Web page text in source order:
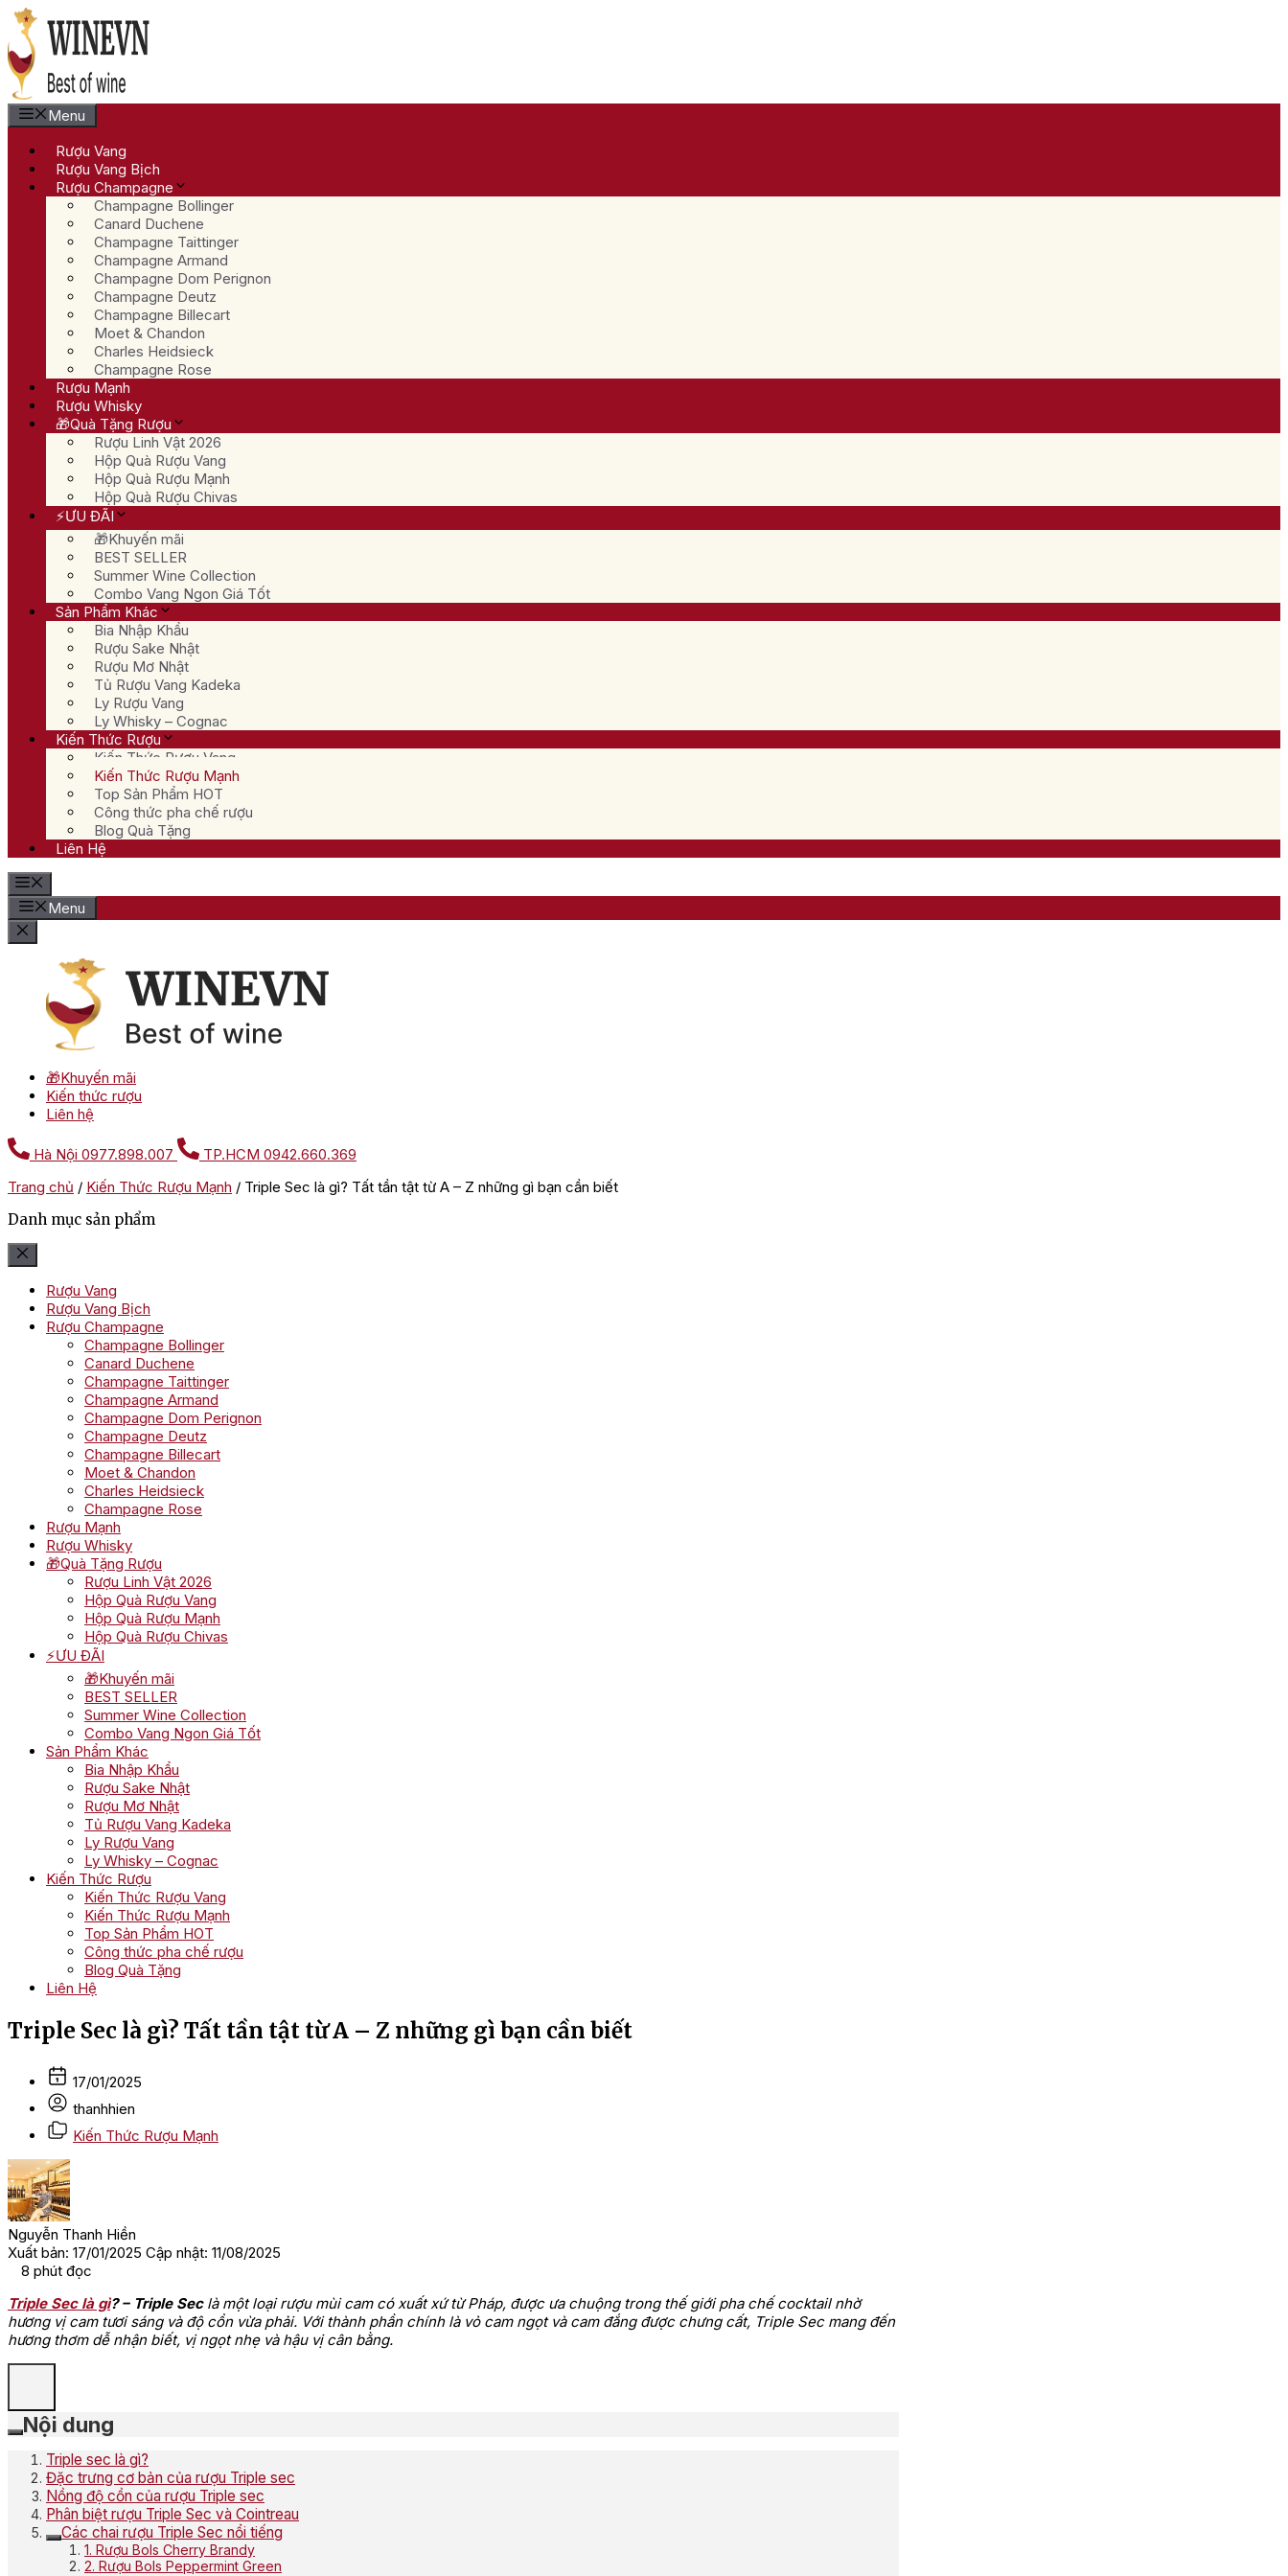
Chuyển
đến
nội
dung
Menu
Rượu Vang
Rượu Vang Bịch
Rượu Champagne
Champagne Bollinger
Canard Duchene
Champagne Taittinger
Champagne Armand
Champagne Dom Perignon
Champagne Deutz
Champagne Billecart
Moet & Chandon
Charles Heidsieck
Champagne Rose
Rượu Mạnh
Rượu Whisky
🎁Quà Tặng Rượu
Rượu Linh Vật 2026
Hộp Quà Rượu Vang
Hộp Quà Rượu Mạnh
Hộp Quà Rượu Chivas
⚡ƯU ĐÃI
🎁Khuyến mãi
BEST SELLER
Summer Wine Collection
Combo Vang Ngon Giá Tốt
Sản Phẩm Khác
Bia Nhập Khẩu
Rượu Sake Nhật
Rượu Mơ Nhật
Tủ Rượu Vang Kadeka
Ly Rượu Vang
Ly Whisky – Cognac
Kiến Thức Rượu
Kiến Thức Rượu Vang
Kiến Thức Rượu Mạnh
Top Sản Phẩm HOT
Công thức pha chế rượu
Blog Quà Tặng
Liên Hệ
Menu
🎁Khuyến mãi
Kiến thức rượu
Liên hệ
Hà Nội 0977.898.007 TP.HCM 0942.660.369
Trang chủ / Kiến Thức Rượu Mạnh / Triple Sec là gì? Tất tần tật từ A – Z những gì bạn cần biết
Danh mục sản phẩm
Rượu Vang
Rượu Vang Bịch
Rượu Champagne
Champagne Bollinger
Canard Duchene
Champagne Taittinger
Champagne Armand
Champagne Dom Perignon
Champagne Deutz
Champagne Billecart
Moet & Chandon
Charles Heidsieck
Champagne Rose
Rượu Mạnh
Rượu Whisky
🎁Quà Tặng Rượu
Rượu Linh Vật 2026
Hộp Quà Rượu Vang
Hộp Quà Rượu Mạnh
Hộp Quà Rượu Chivas
⚡ƯU ĐÃI
🎁Khuyến mãi
BEST SELLER
Summer Wine Collection
Combo Vang Ngon Giá Tốt
Sản Phẩm Khác
Bia Nhập Khẩu
Rượu Sake Nhật
Rượu Mơ Nhật
Tủ Rượu Vang Kadeka
Ly Rượu Vang
Ly Whisky – Cognac
Kiến Thức Rượu
Kiến Thức Rượu Vang
Kiến Thức Rượu Mạnh
Top Sản Phẩm HOT
Công thức pha chế rượu
Blog Quà Tặng
Liên Hệ
Triple Sec là gì? Tất tần tật từ A – Z những gì bạn cần biết
17/01/2025
thanhhien
Kiến Thức Rượu Mạnh
Nguyễn Thanh Hiền
Xuất bản: 17/01/2025 Cập nhật: 11/08/2025
8 phút đọc
Triple Sec là gì? – Triple Seclà một loại rượu mùi cam có xuất xứ từ Pháp, được ưa chuộng trong thế giới pha chế cocktail nhờ
hương vị cam tươi sáng và độ cồn vừa phải. Với thành phần chính là vỏ cam ngọt và cam đắng được chưng cất, Triple Sec mang đến
hương thơm dễ nhận biết, vị ngọt nhẹ và hậu vị cân bằng.
Nội dung
Triple sec là gì?
Đặc trưng cơ bản của rượu Triple sec
Nồng độ cồn của rượu Triple sec
Phân biệt rượu Triple Sec và Cointreau
Các chai rượu Triple Sec nổi tiếng
1. Rượu Bols Cherry Brandy
2. Rượu Bols Peppermint Green